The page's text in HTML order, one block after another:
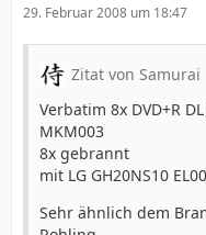
29. Februar 2008 um 18:47
Zitat von Samurai
Verbatim 8x DVD+R
MKM003
8x gebrannt
mit LG GH20NS10 EL00
Sehr ähnlich dem